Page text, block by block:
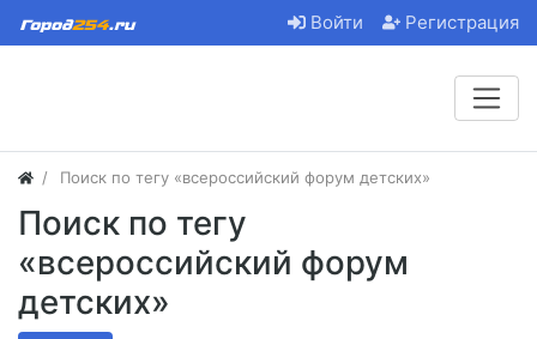
Войти Регистрация
Поиск по тегу «всероссийский форум детских»
Поиск по тегу
«всероссийский форум
детских»